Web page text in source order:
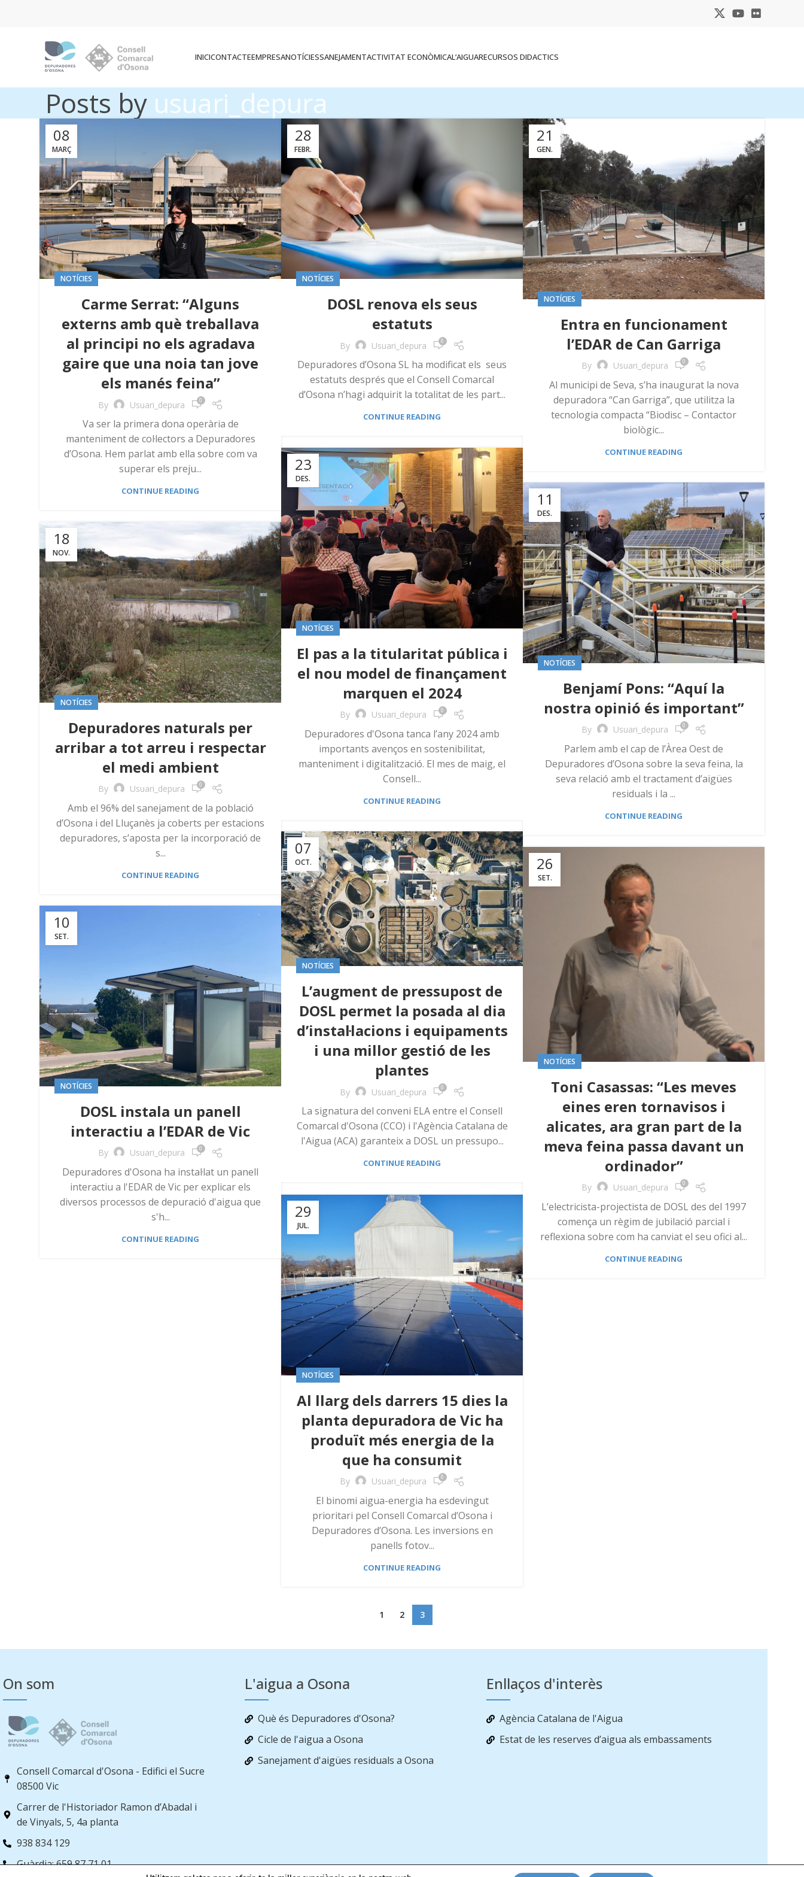
INICICONTACTEEMPRESANOTÍCIESSANEJAMENTACTIVITAT ECONÒMICAL’AIGUARECURSOS DIDACTICS
Posts by usuari_depura
08
MARÇ
NOTÍCIES
Carme Serrat: “Alguns
externs amb què treballava
al principi no els agradava
gaire que una noia tan jove
els manés feina”
By Usuari_depura 0
Va ser la primera dona operària de
manteniment de col·lectors a Depuradores
d’Osona. Hem parlat amb ella sobre com va
superar els preju...
CONTINUE READING
28
FEBR.
NOTÍCIES
DOSL renova els seus
estatuts
By Usuari_depura 0
Depuradores d’Osona SL ha modificat els seus
estatuts després que el Consell Comarcal
d’Osona n’hagi adquirit la totalitat de les part...
CONTINUE READING
21
GEN.
NOTÍCIES
Entra en funcionament
l’EDAR de Can Garriga
By Usuari_depura 0
Al municipi de Seva, s’ha inaugurat la nova
depuradora “Can Garriga”, que utilitza la
tecnologia compacta “Biodisc – Contactor
biològic...
CONTINUE READING
23
DES.
NOTÍCIES
El pas a la titularitat pública i
el nou model de finançament
marquen el 2024
By Usuari_depura 0
Depuradores d'Osona tanca l’any 2024 amb
importants avenços en sostenibilitat,
manteniment i digitalització. El mes de maig, el
Consell...
CONTINUE READING
11
DES.
NOTÍCIES
Benjamí Pons: “Aquí la
nostra opinió és important”
By Usuari_depura 0
Parlem amb el cap de l’Àrea Oest de
Depuradores d’Osona sobre la seva feina, la
seva relació amb el tractament d’aigües
residuals i la ...
CONTINUE READING
18
NOV.
NOTÍCIES
Depuradores naturals per
arribar a tot arreu i respectar
el medi ambient
By Usuari_depura 0
Amb el 96% del sanejament de la població
d’Osona i del Lluçanès ja coberts per estacions
depuradores, s’aposta per la incorporació de
s...
CONTINUE READING
07
OCT.
NOTÍCIES
L’augment de pressupost de
DOSL permet la posada al dia
d’instal·lacions i equipaments
i una millor gestió de les
plantes
By Usuari_depura 0
La signatura del conveni ELA entre el Consell
Comarcal d'Osona (CCO) i l'Agència Catalana de
l'Aigua (ACA) garanteix a DOSL un pressupo...
CONTINUE READING
26
SET.
NOTÍCIES
Toni Casassas: “Les meves
eines eren tornavisos i
alicates, ara gran part de la
meva feina passa davant un
ordinador”
By Usuari_depura 0
L’electricista-projectista de DOSL des del 1997
comença un règim de jubilació parcial i
reflexiona sobre com ha canviat el seu ofici al...
CONTINUE READING
10
SET.
NOTÍCIES
DOSL instala un panell
interactiu a l’EDAR de Vic
By Usuari_depura 0
Depuradores d'Osona ha instal·lat un panell
interactiu a l'EDAR de Vic per explicar els
diversos processos de depuració d'aigua que
s'h...
CONTINUE READING
29
JUL.
NOTÍCIES
Al llarg dels darrers 15 dies la
planta depuradora de Vic ha
produït més energia de la
que ha consumit
By Usuari_depura 0
El binomi aigua-energia ha esdevingut
prioritari pel Consell Comarcal d’Osona i
Depuradores d’Osona. Les inversions en
panells fotov...
CONTINUE READING
1 2 3
On som
Consell Comarcal d'Osona - Edifici el Sucre
08500 Vic
Carrer de l'Historiador Ramon d’Abadal i
de Vinyals, 5, 4a planta
938 834 129
Guàrdia: 659 87 71 01
L'aigua a Osona
Què és Depuradores d'Osona?
Cicle de l'aigua a Osona
Sanejament d'aigües residuals a Osona
Enllaços d'interès
Agència Catalana de l'Aigua
Estat de les reserves d’aigua als embassaments